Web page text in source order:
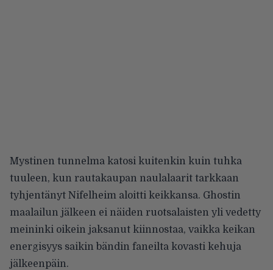
Mystinen tunnelma katosi kuitenkin kuin tuhka
tuuleen, kun rautakaupan naulalaarit tarkkaan
tyhjentänyt Nifelheim aloitti keikkansa. Ghostin
maalailun jälkeen ei näiden ruotsalaisten yli vedetty
meininki oikein jaksanut kiinnostaa, vaikka keikan
energisyys saikin bändin faneilta kovasti kehuja
jälkeenpäin.